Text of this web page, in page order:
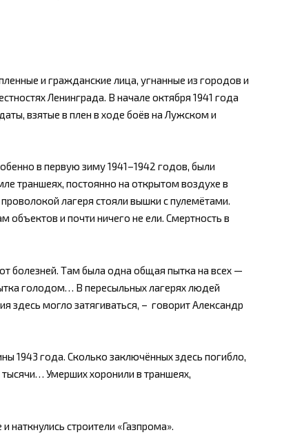
и гражданские лица, угнанные из городов и
Ленинграда. В начале октября 1941 года
взятые в плен в ходе боёв на Лужском и
в первую зиму 1941–1942 годов, были
траншеях, постоянно на открытом воздухе в
лагеря стояли вышки с пулемётами.
и почти ничего не ели. Смертность в
болезней. Там была одна общая пытка на всех —
голодом… В пересыльных лагерях людей
здесь могло затягиваться, – говорит Александр
1943 года. Сколько заключённых здесь погибло,
тысячи… Умерших хоронили в траншеях,
наткнулись строители «Газпрома».